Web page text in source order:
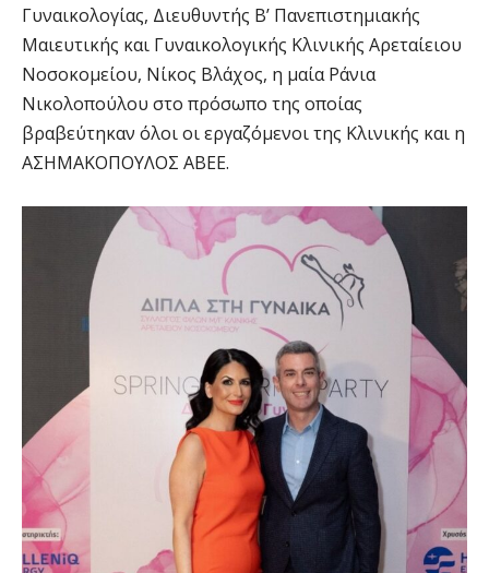
Γυναικολογίας, Διευθυντής Β’ Πανεπιστημιακής
Μαιευτικής και Γυναικολογικής Κλινικής Αρεταίειου
Νοσοκομείου, Νίκος Βλάχος, η μαία Ράνια
Νικολοπούλου στο πρόσωπο της οποίας
βραβεύτηκαν όλοι οι εργαζόμενοι της Κλινικής και η
ΑΣΗΜΑΚΟΠΟΥΛΟΣ ΑΒΕΕ.